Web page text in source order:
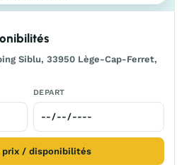
Siblu, 33950 Lège-Cap-Ferret,
DEPART
prix / disponibilités